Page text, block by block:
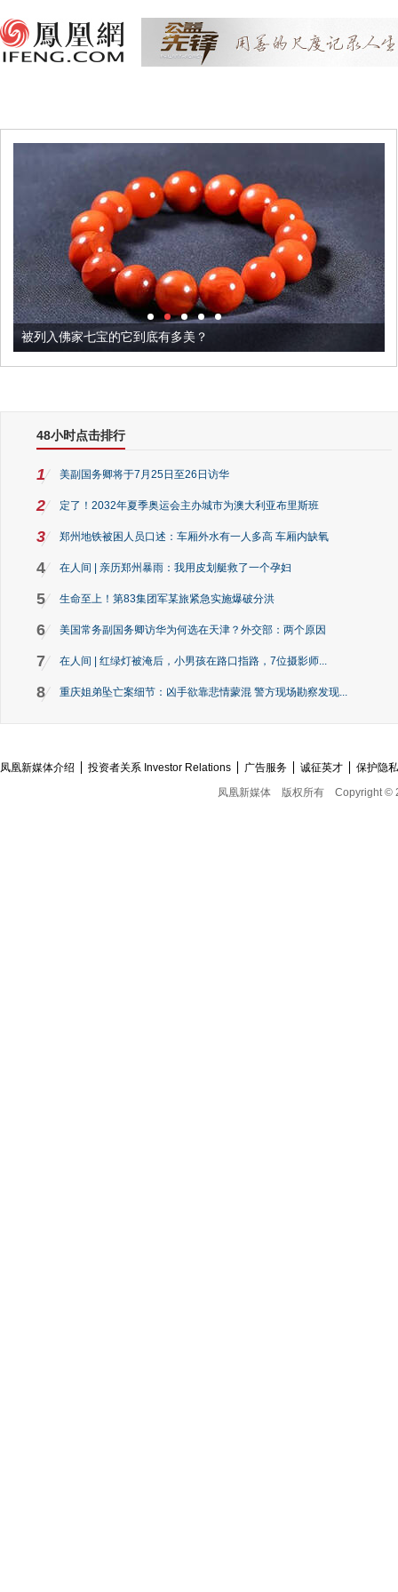
被列入佛家七宝的它到底有多美？
48小时点击排行
1 美副国务卿将于7月25日至26日访华
2 定了！2032年夏季奥运会主办城市为澳大利亚布里斯班
3 郑州地铁被困人员口述：车厢外水有一人多高 车厢内缺氧
4 在人间 | 亲历郑州暴雨：我用皮划艇救了一个孕妇
5 生命至上！第83集团军某旅紧急实施爆破分洪
6 美国常务副国务卿访华为何选在天津？外交部：两个原因
7 在人间 | 红绿灯被淹后，小男孩在路口指路，7位摄影师...
8 重庆姐弟坠亡案细节：凶手欲靠悲情蒙混 警方现场勘察发现...
凤凰新媒体介绍 投资者关系 Investor Relations 广告服务 诚征英才
保护隐
凤凰新媒体
版权所有 Copyright ©